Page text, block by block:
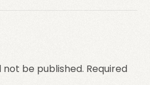
d’Or dans le
not be published. Required